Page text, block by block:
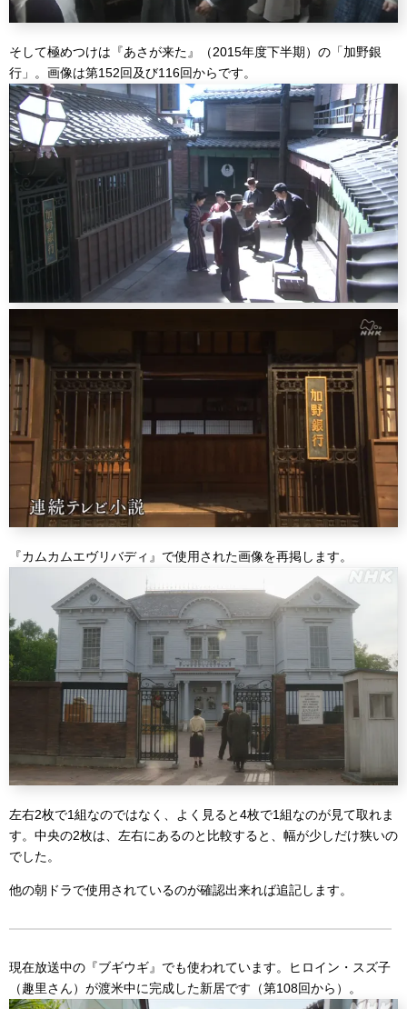
そして極めつけは『あさが来た』（2015年度下半期）の「加野銀
行」。画像は第152回及び116回からです。
『カムカムエヴリバディ』で使用された画像を再掲します。
左右2枚で1組なのではなく、よく見ると4枚で1組なのが見て取れま
す。中央の2枚は、左右にあるのと比較すると、幅が少しだけ狭いの
でした。
他の朝ドラで使用されているのが確認出来れば追記します。
現在放送中の『ブギウギ』でも使われています。ヒロイン・スズ子
（趣里さん）が渡米中に完成した新居です（第108回から）。